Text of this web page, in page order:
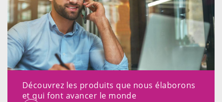
Découvrez les produits que nous élaborons
et qui font avancer le monde